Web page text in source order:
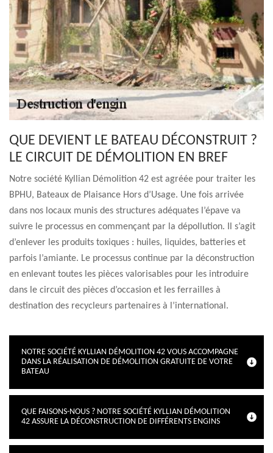
QUE DEVIENT LE BATEAU DÉCONSTRUIT ?
LE CIRCUIT DE DÉMOLITION EN BREF
Notre société Kyllian Démolition 42 est agréée pour traiter les
BPHU, Bateaux de Plaisance Hors d’Usage. Une fois arrivée
dans nos locaux munis des structures adéquates l’épave va
suivre le processus en commençant par la dépollution. Il s’agit
d’enlever les produits toxiques : huiles, liquides, batteries et
parfois l’amiante. Le processus continue par la déconstruction
en enlevant toutes les pièces valorisables pour les introduire
dans le circuit des pièces d’occasion et les ferrailles à
destination des recycleurs partenaires à l’international.
NOTRE SOCIÉTÉ KYLLIAN DÉMOLITION 42 VOUS ACCOMPAGNE
DANS LA RÉALISATION DE DÉMOLITION GRATUITE DE VOTRE
BATEAU
QUE FAISONS-NOUS ? NOTRE SOCIÉTÉ KYLLIAN DÉMOLITION
42 ASSURE LA DÉCONSTRUCTION DE DIFFÉRENTS ENGINS